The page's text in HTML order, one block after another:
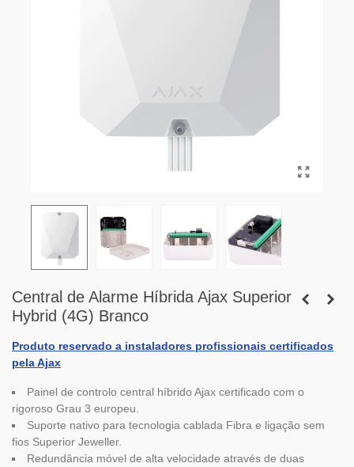
Central de Alarme Híbrida Ajax Superior
Hybrid (4G) Branco
Produto reservado a instaladores profissionais certificados
pela Ajax
Painel de controlo central híbrido Ajax certificado com o
rigoroso Grau 3 europeu.
Suporte nativo para tecnologia cablada Fibra e ligação sem
fios Superior Jeweller.
Redundância móvel de alta velocidade através de duas